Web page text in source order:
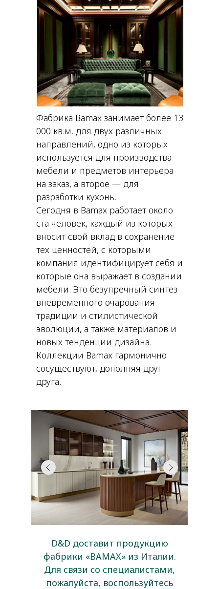
Фабрика Bamax занимает более 13
000 кв.м. для двух различных
направлений, одно из которых
используется для производства
мебели и предметов интерьера
на заказ, а второе — для
разработки кухонь.
Сегодня в Bamax работает около
ста человек, каждый из которых
вносит свой вклад в сохранение
тех ценностей, с которыми
компания идентифицирует себя и
которые она выражает в создании
мебели. Это безупречный синтез
вневременного очарования
традиции и стилистической
эволюции, а также материалов и
новых тенденции дизайна.
Коллекции Bamax гармонично
сосуществуют, дополняя друг
друга.
D&D доставит продукцию
фабрики «BAMAX» из Италии.
Для связи со специалистами,
пожалуйста, воспользуйтесь